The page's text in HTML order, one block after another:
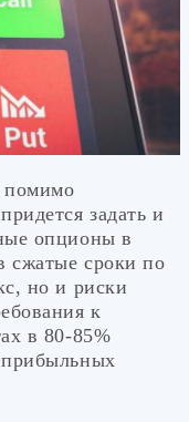
помимо
задать и
опционы в
сжатые сроки по
но и риски
к
в 80-85%
прибыльных